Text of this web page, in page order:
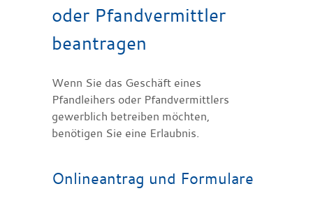
oder Pfandvermittler
beantragen
Wenn Sie das Geschäft eines
Pfandleihers oder Pfandvermittlers
gewerblich betreiben möchten,
benötigen Sie eine Erlaubnis.
Onlineantrag und Formulare